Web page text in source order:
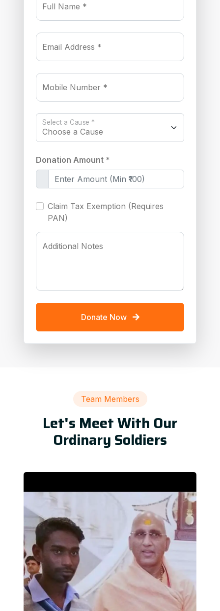
Full Name *
Email Address *
Mobile Number *
Select a Cause *
Donation Amount *
Claim Tax Exemption (Requires
PAN)
Additional Notes
Donate Now
Team Members
Let's Meet With Our
Ordinary Soldiers